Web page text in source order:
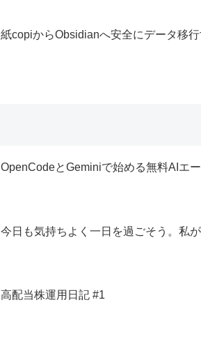
紙copiからObsidianへ安全にデータ移
OpenCodeとGeminiで始める無料AIエ
今日も気持ちよく一日を過ごそう。私
高配当株運用日記 #1